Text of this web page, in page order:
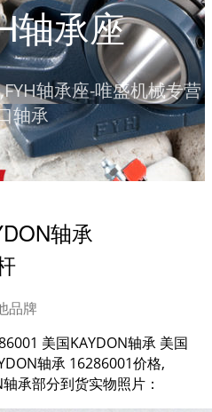
轴承座
轴承座-唯盛机械专营
轴承
轴承
品牌
美国KAYDON轴承 美国
轴承 16286001价格,
承部分到货实物照片：